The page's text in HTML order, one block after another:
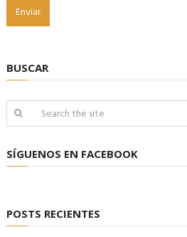
BUSCAR
SÍGUENOS EN FACEBOOK
POSTS RECIENTES